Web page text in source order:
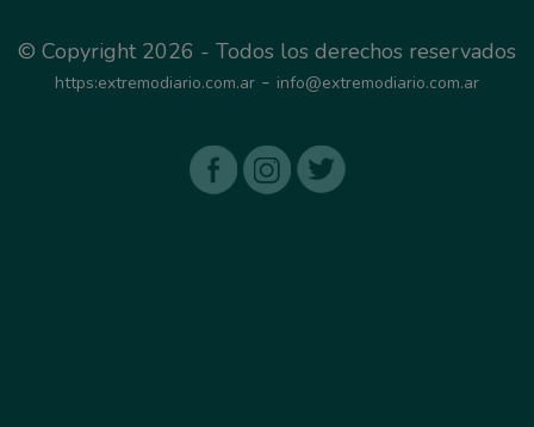
© Copyright 2026 - Todos los derechos reservados
https:extremodiario.com.ar - info@extremodiario.com.ar